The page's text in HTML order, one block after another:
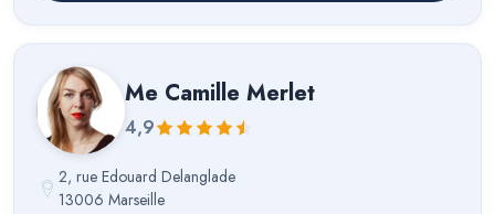
Me Camille Merlet
4,9
2, rue Edouard Delanglade
13006 Marseille